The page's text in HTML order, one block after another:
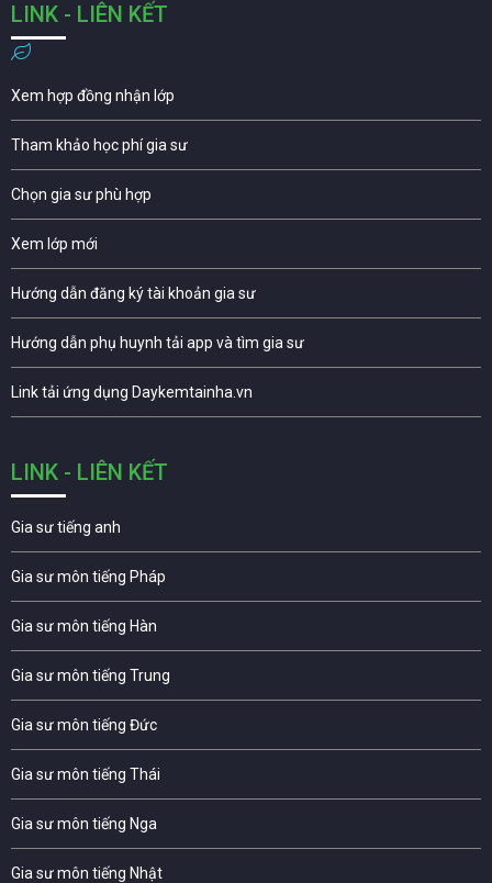
LINK - LIÊN KẾT
Xem hợp đồng nhận lớp
Tham khảo học phí gia sư
Chọn gia sư phù hợp
Xem lớp mới
Hướng dẫn đăng ký tài khoản gia sư
Hướng dẫn phụ huynh tải app và tìm gia sư
Link tải ứng dụng Daykemtainha.vn
LINK - LIÊN KẾT
Gia sư tiếng anh
Gia sư môn tiếng Pháp
Gia sư môn tiếng Hàn
Gia sư môn tiếng Trung
Gia sư môn tiếng Đức
Gia sư môn tiếng Thái
Gia sư môn tiếng Nga
Gia sư môn tiếng Nhật